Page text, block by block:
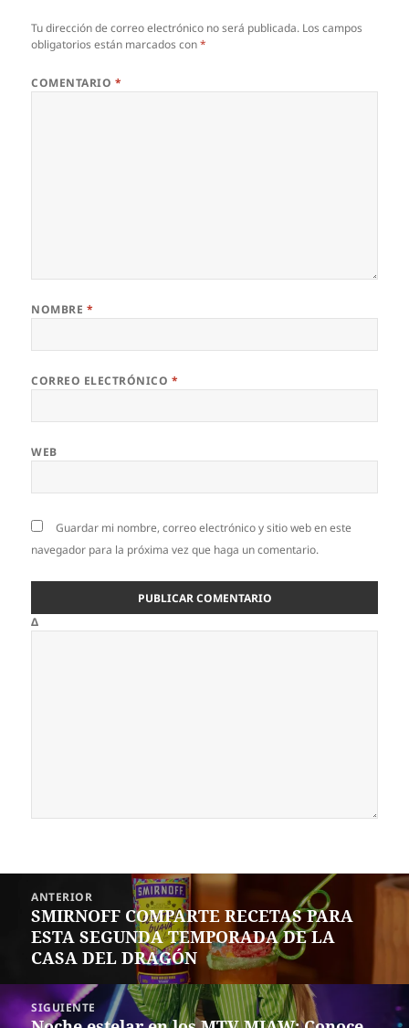
Tu dirección de correo electrónico no será publicada. Los campos
obligatorios están marcados con*
COMENTARIO *
NOMBRE *
CORREO ELECTRÓNICO *
WEB
Guardar mi nombre, correo electrónico y sitio web en este
navegador para la próxima vez que haga un comentario.
Δ
entradas
ANTERIOR
Entrada
anterior:
SMIRNOFF COMPARTE RECETAS PARA
ESTA SEGUNDA TEMPORADA DE LA
CASA DEL DRAGÓN
SIGUIENTE